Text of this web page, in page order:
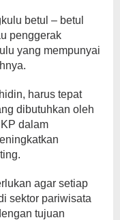
betul – betul
penggerak
yang mempunyai
harus tepat
dibutuhkan oleh
dalam
agar setiap
sektor pariwisata
tujuan